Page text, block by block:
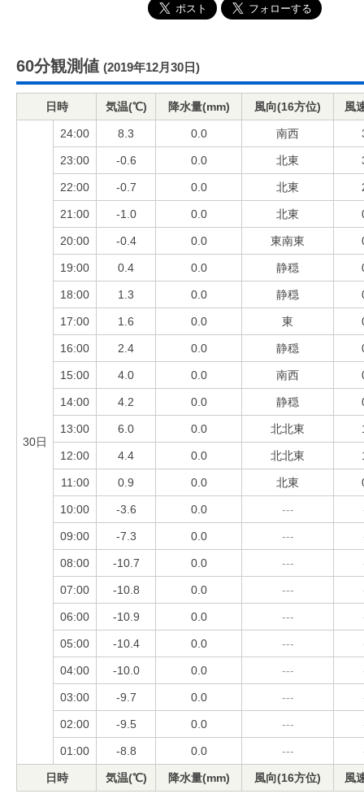
60分観測値 (2019年12月30日)
日時 気温(℃) 降水量(mm) 風向(16方位) 風
30日
24:00 8.3 0.0 南西
23:00 -0.6 0.0 北東
22:00 -0.7 0.0 北東
21:00 -1.0 0.0 北東
20:00 -0.4 0.0 東南東
19:00 0.4 0.0 静穏
18:00 1.3 0.0 静穏
17:00 1.6 0.0 東
16:00 2.4 0.0 静穏
15:00 4.0 0.0 南西
14:00 4.2 0.0 静穏
13:00 6.0 0.0 北北東
12:00 4.4 0.0 北北東
11:00 0.9 0.0 北東
10:00 -3.6 0.0 ---
09:00 -7.3 0.0 ---
08:00 -10.7 0.0 ---
07:00 -10.8 0.0 ---
06:00 -10.9 0.0 ---
05:00 -10.4 0.0 ---
04:00 -10.0 0.0 ---
03:00 -9.7 0.0 ---
02:00 -9.5 0.0 ---
01:00 -8.8 0.0 ---
日時 気温(℃) 降水量(mm) 風向(16方位) 風